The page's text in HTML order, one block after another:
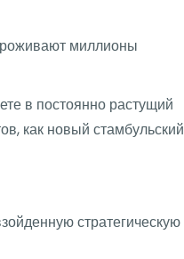
миллионы
в постоянно растущий
как новый стамбульский
стратегическую